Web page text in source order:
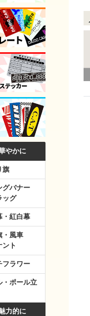
やかに
旗
グバナー
ッグ
・紅白幕
・風車
ント
フラワー
・ポール立
力的に